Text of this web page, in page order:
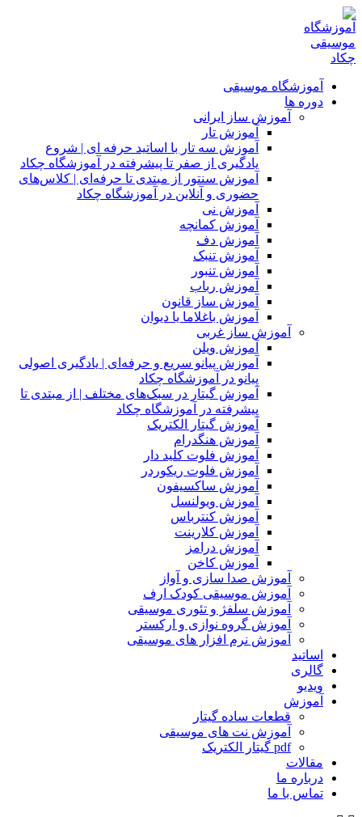
آموزشگاه موسیقی
دوره ها
آموزش ساز ایرانی
آموزش تار
آموزش سه تار با اساتید حرفه ای | شروع
یادگیری از صفر تا پیشرفته در آموزشگاه چکاد
آموزش سنتور از مبتدی تا حرفه‌ای | کلاس‌های
حضوری و آنلاین در آموزشگاه چکاد
آموزش نی
آموزش کمانچه
آموزش دف
آموزش تنبک
آموزش تنبور
آموزش رباب
آموزش ساز قانون
آموزش باغلاما یا دیوان
آموزش ساز غربی
آموزش ویلن
آموزش پیانو سریع و حرفه‌ای | یادگیری اصولی
پیانو در آموزشگاه چکاد
آموزش گیتار در سبک‌های مختلف | از مبتدی تا
پیشرفته در آموزشگاه چکاد
آموزش گیتار الکتریک
آموزش هنگدرام
آموزش فلوت کلید دار
آموزش فلوت ریکوردر
آموزش ساکسیفون
آموزش ویولنسل
آموزش کنترباس
آموزش کلارینت
آموزش درامز
آموزش کاخن
آموزش صدا سازی و آواز
آموزش موسیقی کودک ارف
آموزش سلفژ و تئوری موسیقی
آموزش گروه نوازی و ارکستر
آموزش نرم افزار های موسیقی
اساتید
گالری
ویدیو
آموزش
قطعات ساده گیتار
آموزش نت های موسیقی
pdf گیتار الکتریک
مقالات
درباره ما
تماس با ما